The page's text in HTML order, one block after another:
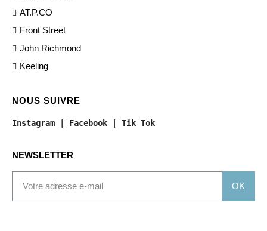
AT.P.CO
Front Street
John Richmond
Keeling
NOUS SUIVRE
Instagram | Facebook | Tik Tok
NEWSLETTER
OK